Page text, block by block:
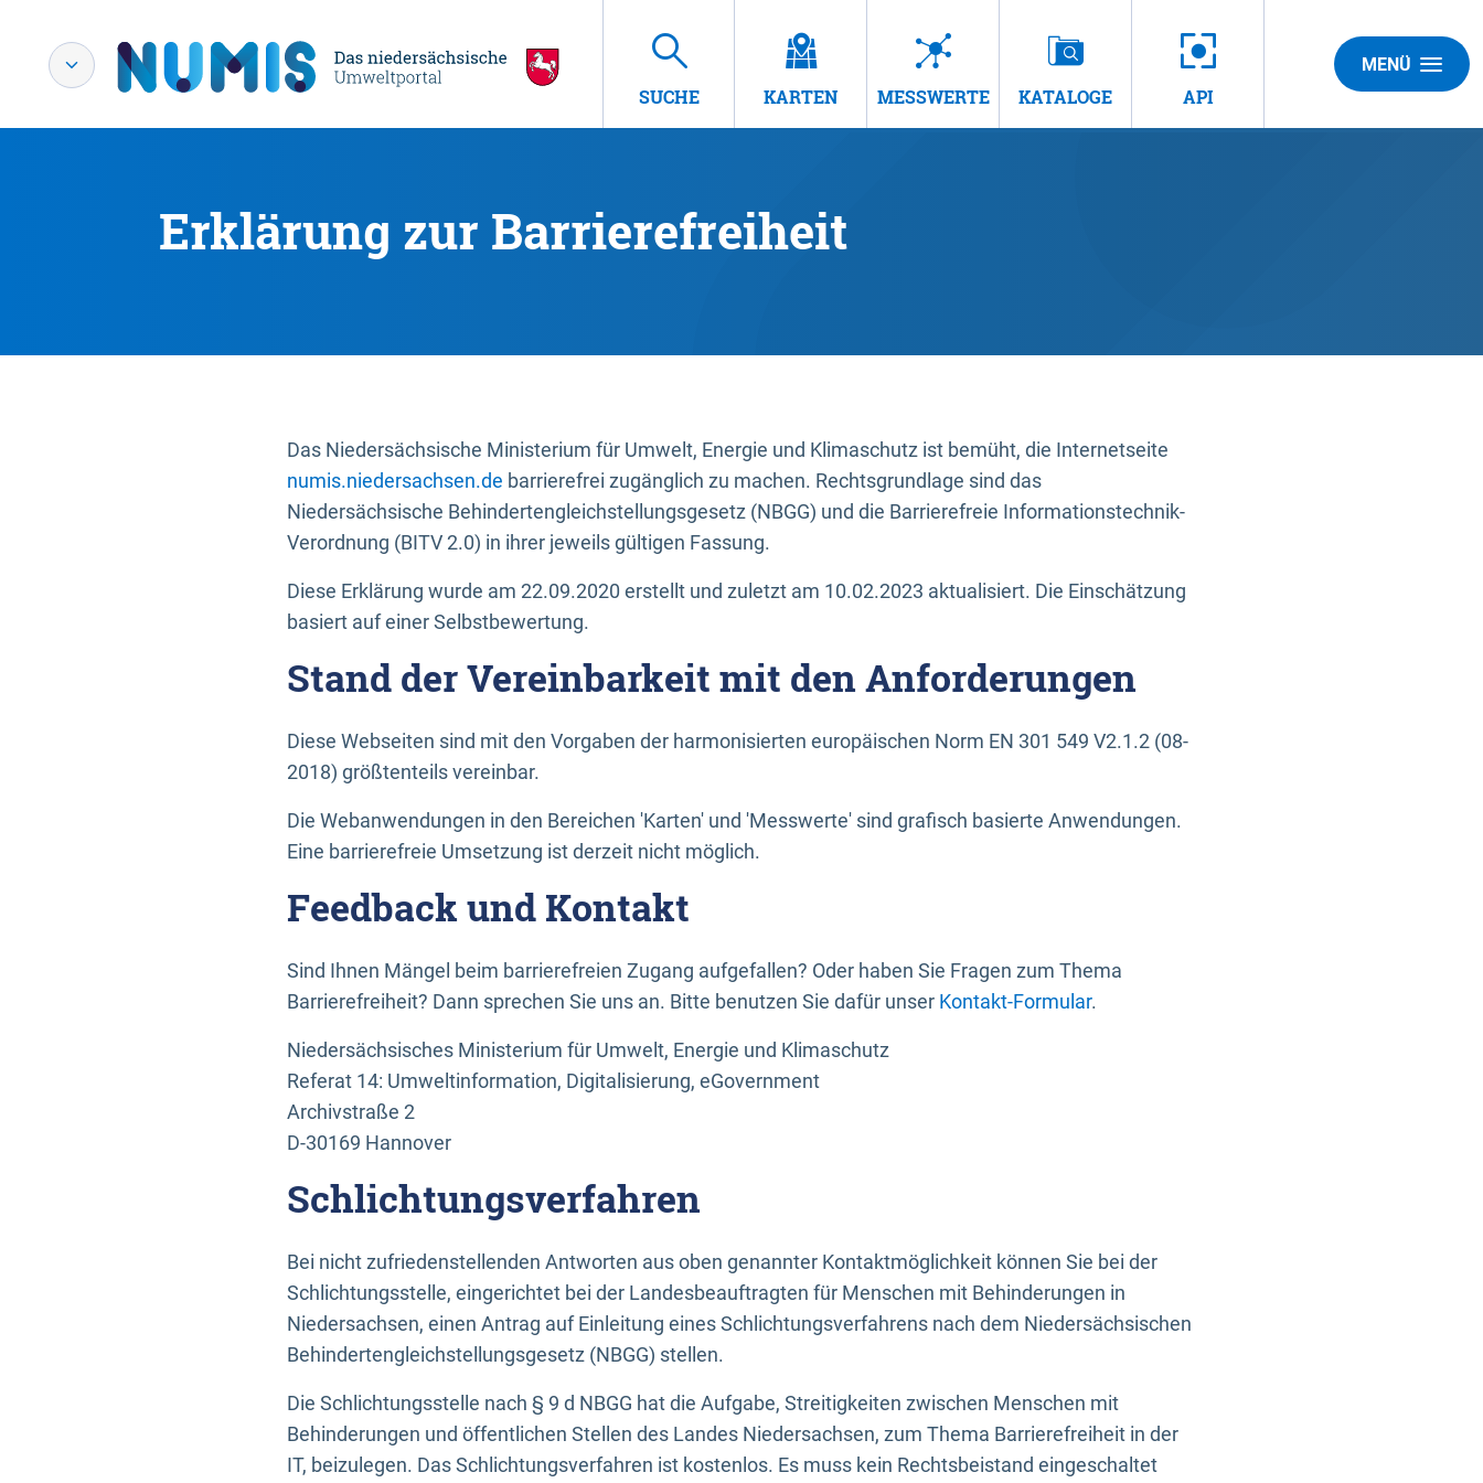
SUCHE KARTEN MESSWERTE KATALOGE API
MENÜ
Erklärung zur Barrierefreiheit
Das Niedersächsische Ministerium für Umwelt, Energie und Klimaschutz ist bemüht, die Internetseite
numis.niedersachsen.de barrierefrei zugänglich zu machen. Rechtsgrundlage sind das
Niedersächsische Behindertengleichstellungsgesetz (NBGG) und die Barrierefreie Informationstechnik-
Verordnung (BITV 2.0) in ihrer jeweils gültigen Fassung.
Diese Erklärung wurde am 22.09.2020 erstellt und zuletzt am 10.02.2023 aktualisiert. Die Einschätzung
basiert auf einer Selbstbewertung.
Stand der Vereinbarkeit mit den Anforderungen
Diese Webseiten sind mit den Vorgaben der harmonisierten europäischen Norm EN 301 549 V2.1.2 (08-
2018) größtenteils vereinbar.
Die Webanwendungen in den Bereichen 'Karten' und 'Messwerte' sind grafisch basierte Anwendungen.
Eine barrierefreie Umsetzung ist derzeit nicht möglich.
Feedback und Kontakt
Sind Ihnen Mängel beim barrierefreien Zugang aufgefallen? Oder haben Sie Fragen zum Thema
Barrierefreiheit? Dann sprechen Sie uns an. Bitte benutzen Sie dafür unser Kontakt-Formular.
Niedersächsisches Ministerium für Umwelt, Energie und Klimaschutz
Referat 14: Umweltinformation, Digitalisierung, eGovernment
Archivstraße 2
D-30169 Hannover
Schlichtungsverfahren
Bei nicht zufriedenstellenden Antworten aus oben genannter Kontaktmöglichkeit können Sie bei der
Schlichtungsstelle, eingerichtet bei der Landesbeauftragten für Menschen mit Behinderungen in
Niedersachsen, einen Antrag auf Einleitung eines Schlichtungsverfahrens nach dem Niedersächsischen
Behindertengleichstellungsgesetz (NBGG) stellen.
Die Schlichtungsstelle nach § 9 d NBGG hat die Aufgabe, Streitigkeiten zwischen Menschen mit
Behinderungen und öffentlichen Stellen des Landes Niedersachsen, zum Thema Barrierefreiheit in der
IT, beizulegen. Das Schlichtungsverfahren ist kostenlos. Es muss kein Rechtsbeistand eingeschaltet